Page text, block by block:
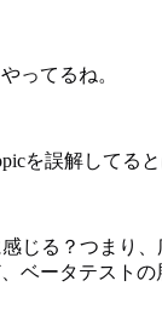
ってるね。
を誤解してる
じる？つまり
ベータテスト